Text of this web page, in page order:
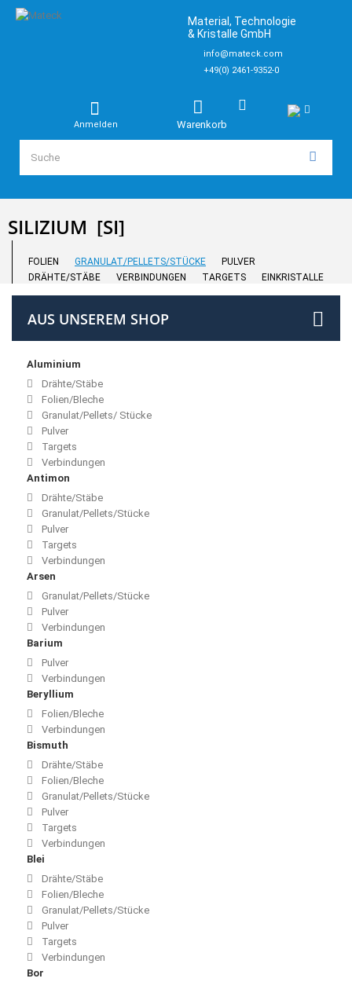
Material, Technologie
& Kristalle GmbH
info@mateck.com
+49(0) 2461-9352-0
Warenkorb
Anmelden
SILIZIUM [SI]
FOLIEN GRANULAT/PELLETS/STÜCKE
PULVER
DRÄHTE/STÄBE
VERBINDUNGEN TARGETS EINKRISTALLE
AUS UNSEREM SHOP
Aluminium
Drähte/Stäbe
Folien/Bleche
Granulat/Pellets/ Stücke
Pulver
Targets
Verbindungen
Antimon
Drähte/Stäbe
Granulat/Pellets/Stücke
Pulver
Targets
Verbindungen
Arsen
Granulat/Pellets/Stücke
Pulver
Verbindungen
Barium
Pulver
Verbindungen
Beryllium
Folien/Bleche
Verbindungen
Bismuth
Drähte/Stäbe
Folien/Bleche
Granulat/Pellets/Stücke
Pulver
Targets
Verbindungen
Blei
Drähte/Stäbe
Folien/Bleche
Granulat/Pellets/Stücke
Pulver
Targets
Verbindungen
Bor